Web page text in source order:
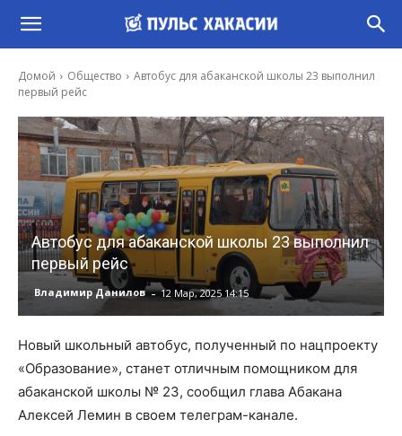
Домой Общество
Автобус для абаканской школы 23 выполнил
первый рейс
Автобус для абаканской школы 23 выполнил
первый рейс
Владимир Данилов - 12 Мар, 2025 14:15
Новый школьный автобус, полученный по нацпроекту
«Образование», станет отличным помощником для
абаканской школы № 23, сообщил глава Абакана
Алексей Лемин в своем телеграм-канале.